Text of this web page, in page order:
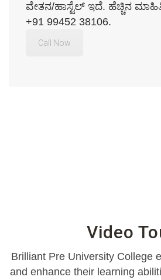
ವೇತನ/ಹಾಸ್ಟೆಲ್ ಇದೆ. ಹೆಚ್ಚಿನ
+91 99452 38106.
Call Now
Video
Brilliant Pre University College
and enhance their learning